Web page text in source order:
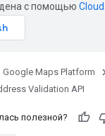
с помощью
Google Maps Platform
Validation API
полезной?